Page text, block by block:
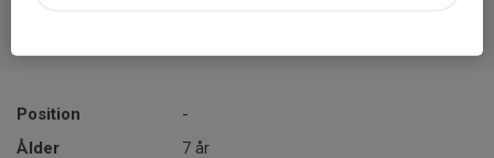
Position
-
Ålder
7 år